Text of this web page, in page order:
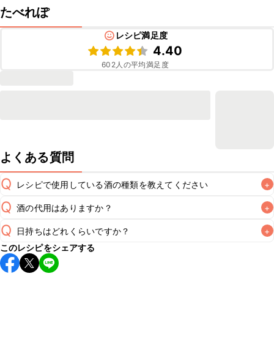
たべれぽ
レシピ満足度
4.40
602人の平均満足度
よくある質問
Q レシピで使用している酒の種類を教えてください +
A
Q 酒の代用はありますか？ +
A
Q 日持ちはどれくらいですか？ +
保存期間は冷蔵で翌日中が目安です。なるべくお早めにお召
し上がりください。
このレシピをシェアする